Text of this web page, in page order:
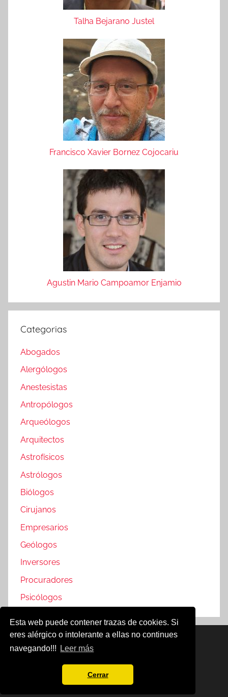
Esta web puede contener trazas de cookies. Si
eres alérgico o intolerante a ellas no continues
navegando!!!
Leer más
Cerrar
Talha Bejarano Justel
Francisco Xavier Bornez Cojocariu
Agustin Mario Campoamor Enjamio
Categorias
Abogados
Alergólogos
Anestesistas
Antropólogos
Arqueólogos
Arquitectos
Astrofísicos
Astrólogos
Biólogos
Cirujanos
Empresarios
Geólogos
Inversores
Procuradores
Psicólogos
Famosos @2019
Política de Cookies